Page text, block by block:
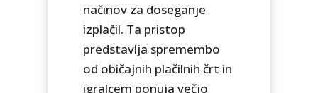
načinov za doseganje
izplačil. Ta pristop
predstavlja spremembo
od običajnih plačilnih črt in
igralcem ponuja večjo